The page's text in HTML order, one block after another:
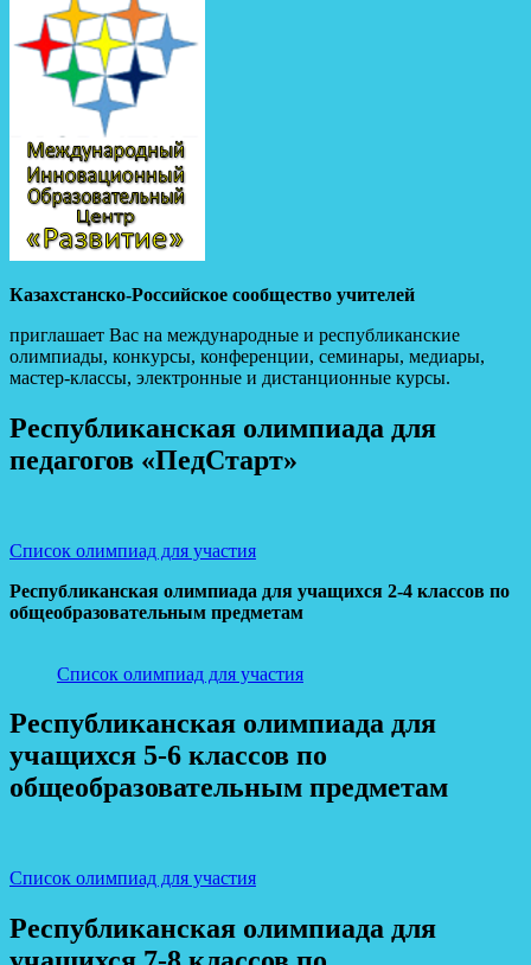
Казахстанско-Российское сообщество учителей
приглашает Вас на международные и республиканские
олимпиады, конкурсы, конференции, семинары, медиары,
мастер-классы, электронные и дистанционные курсы.
Республиканская олимпиада для
педагогов «ПедСтарт»
Список олимпиад для участия
Республиканская олимпиада для учащихся 2-4 классов по
общеобразовательным предметам
Список олимпиад для участия
Республиканская олимпиада для
учащихся 5-6 классов по
общеобразовательным предметам
Список олимпиад для участия
Республиканская олимпиада для